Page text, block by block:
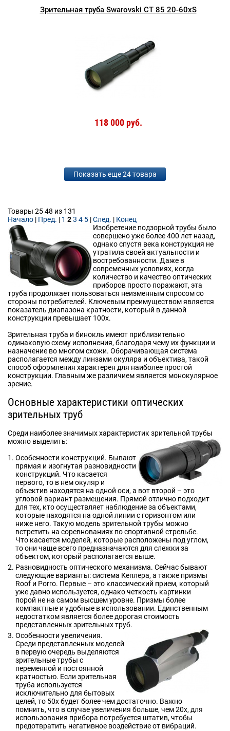
Зрительная труба Swarovski CT 85 20-60xS
118 000 руб.
Показать еще 24 товара
Товары 25 48 из 131
Начало | Пред. | 1 23 4 5 |След. | Конец
Изобретение подзорной трубы было
совершено уже более 400 лет назад,
однако спустя века конструкция не
утратила своей актуальности и
востребованности. Даже в
современных условиях, когда
количество и качество оптических
приборов просто поражают, эта
труба продолжает пользоваться неизменным спросом со
стороны потребителей. Ключевым преимуществом является
показатель диапазона кратности, который в данной
конструкции превышает 100х.
Зрительная труба и бинокль имеют приблизительно
одинаковую схему исполнения, благодаря чему их функции и
назначение во многом схожи. Оборачивающая система
располагается между линзами окуляра и объектива, такой
способ оформления характерен для наиболее простой
конструкции. Главным же различием является монокулярное
зрение.
Основные характеристики оптических
зрительных труб
Среди наиболее значимых характеристик зрительной трубы
можно выделить:
Особенности конструкций. Бывают
прямая и изогнутая разновидности
конструкций. Что касается
первого, то в нем окуляр и
объектив находятся на одной оси, а вот второй – это
угловой вариант размещения. Прямой отлично подходит
для тех, кто осуществляет наблюдение за объектами,
которые находятся на одной линии с горизонтом или
ниже него. Такую модель зрительной трубы можно
встретить на соревнованиях по спортивной стрельбе.
Что касается моделей, которые расположены под углом,
то они чаще всего предназначаются для слежки за
объектом, который располагается выше.
Разновидность оптического механизма. Сейчас бывают
следующие варианты: система Кеплера, а также призмы
Roof и Porro. Первые – это классический прием, который
уже давно используется, однако четкость картинки
порой не на самом высшем уровне. Призмы более
компактные и удобные в использовании. Единственным
недостатком является более дорогая стоимость
представленных зрительных труб.
Особенности увеличения.
Среди представленных моделей
в первую очередь выделяются
зрительные трубы с
переменной и постоянной
кратностью. Если зрительная
труба используется
исключительно для бытовых
целей, то 50х будет более чем достаточно. Важно
помнить, что в случае увеличения больше, чем 20х, для
использования прибора потребуется штатив, чтобы
предотвратить негативное воздействие от вибраций.